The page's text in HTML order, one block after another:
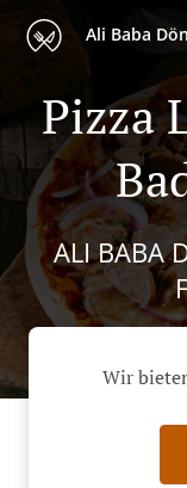
Ali Baba
Pizza
ALI BABA
Wir